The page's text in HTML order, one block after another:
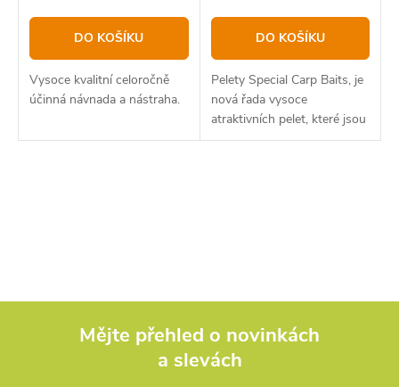
DO KOŠÍKU
Vysoce kvalitní celoročně
účinná návnada a nástraha.
DO KOŠÍKU
Pelety Special Carp Baits, je
nová řada vysoce
atraktivních pelet, které jsou
speciálně sestaveny k
á
Mějte přehled o novinkách
a slevách